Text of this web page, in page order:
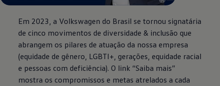
Em 2023, a Volkswagen do Brasil se tornou signatária
de cinco movimentos de diversidade & inclusão que
abrangem os pilares de atuação da nossa empresa
(equidade de gênero, LGBTI+, gerações, equidade racial
e pessoas com deficiência). O link “Saiba mais”
mostra os compromissos e metas atrelados a cada